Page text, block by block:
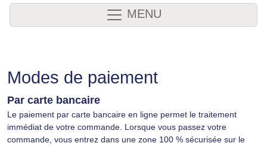
MENU
Modes de paiement
Par carte bancaire
Le paiement par carte bancaire en ligne permet le traitement
immédiat de votre commande. Lorsque vous passez votre
commande, vous entrez dans une zone 100 % sécurisée sur le